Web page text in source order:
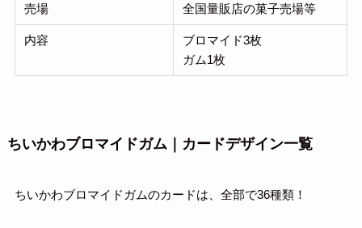
売場 全国量販店の菓子売場等
内容
ブロマイド3枚
ガム1枚
ちいかわブロマイドガム｜カードデザイン一覧
ちいかわブロマイドガムのカードは、全部で36種類！